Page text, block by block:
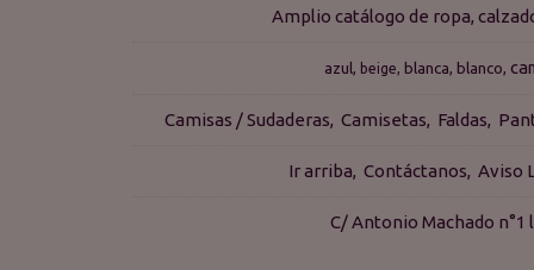
Amplio catálogo de ropa,
azul beige blanca blanco
Camisas / Sudaderas Camisetas Faldas
Ir arriba Contáctanos Aviso
C/ Antonio Machado n°1